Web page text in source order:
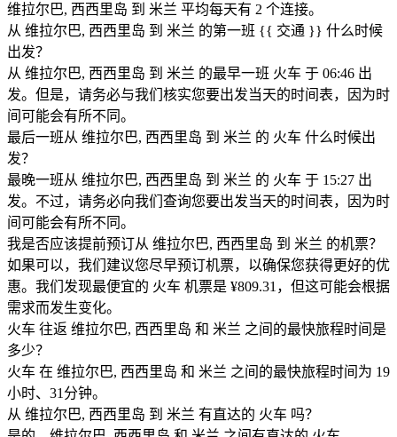
维拉尔巴, 西西里岛 到 米兰 平均每天有 2 个连接。
从 维拉尔巴, 西西里岛 到 米兰 的第一班 {{ 交通 }} 什么时候
出发？
从 维拉尔巴, 西西里岛 到 米兰 的最早一班 火车 于 06:46 出
发。但是，请务必与我们核实您要出发当天的时间表，因为时
间可能会有所不同。
最后一班从 维拉尔巴, 西西里岛 到 米兰 的 火车 什么时候出
发？
最晚一班从 维拉尔巴, 西西里岛 到 米兰 的 火车 于 15:27 出
发。不过，请务必向我们查询您要出发当天的时间表，因为时
间可能会有所不同。
我是否应该提前预订从 维拉尔巴, 西西里岛 到 米兰 的机票？
如果可以，我们建议您尽早预订机票，以确保您获得更好的优
惠。我们发现最便宜的 火车 机票是 ¥809.31，但这可能会根据
需求而发生变化。
火车 往返 维拉尔巴, 西西里岛 和 米兰 之间的最快旅程时间是
多少？
火车 在 维拉尔巴, 西西里岛 和 米兰 之间的最快旅程时间为 19
小时、31分钟。
从 维拉尔巴, 西西里岛 到 米兰 有直达的 火车 吗？